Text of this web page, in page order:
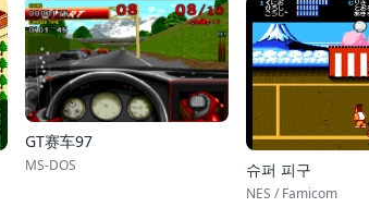
GT赛车97
MS-DOS 슈퍼 피구
NES / Famicom